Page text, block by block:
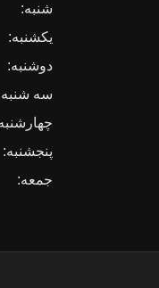
شنبه:
یکشنبه:
دوشنبه:
سه
پنجشنبه:
جمعه: